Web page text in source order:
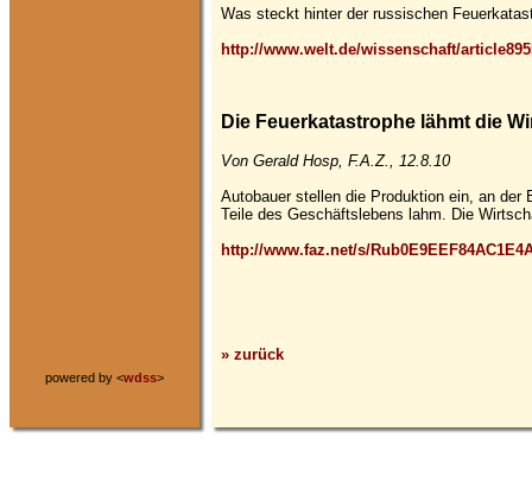
powered by <wdss>
Was steckt hinter der russischen
http://www.welt.de/wissenschaft/
Die Feuerkatastrophe lähmt die
Von Gerald Hosp, F.A.Z., 12.8.10
Autobauer stellen die Produktion ein, an der
Teile des Geschäftslebens lahm. Die
http://www.faz.net/s/
» zurück